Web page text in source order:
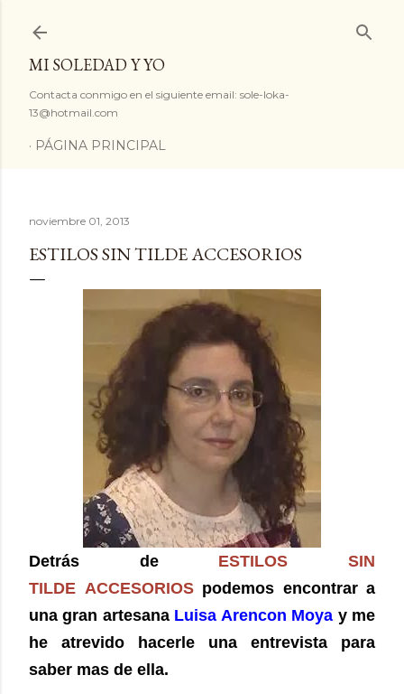
MI SOLEDAD Y YO
Contacta conmigo en el siguiente email: sole-loka-
13@hotmail.com
PÁGINA PRINCIPAL
noviembre 01, 2013
ESTILOS SIN TILDE ACCESORIOS
Detrás de ESTILOS SIN
TILDE ACCESORIOSpodemos encontrar a
una gran artesana Luisa Arencon Moya y me
he atrevido hacerle una entrevista para
saber mas de ella.